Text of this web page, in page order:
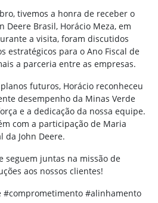
tivemos a honra de receber o
Deere Brasil, Horácio Meza, em
a visita, foram discutidos
estratégicos para o Ano Fiscal de
a parceria entre as empresas.
futuros, Horácio reconheceu
desempenho da Minas Verde
e a dedicação da nossa equipe.
com a participação de Maria
da John Deere.
seguem juntas na missão de
aos nossos clientes!
#alinhamento